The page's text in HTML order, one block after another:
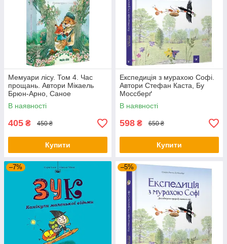
Мемуари лісу. Том 4. Час
прощань. Автори Мікаель
Брюн-Арно, Саное
В наявності
405 ₴ 450 ₴
Купити
Експедиція з мурахою Софі.
Автори Стефан Каста, Бу
Моссберґ
В наявності
598 ₴ 650 ₴
Купити
–7% –5%